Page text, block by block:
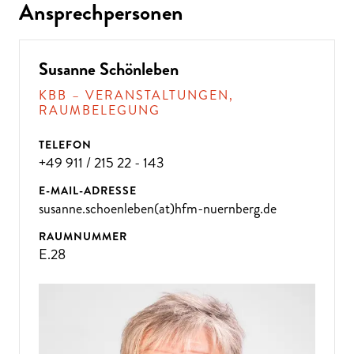
ÜBE
R 300
VE
R
A
NST
ALT
U
N
GE
N P
R
O
J
A
H
Ansprechpersonen
Susanne Schönleben
KBB – VERANSTALTUNGEN,
RAUMBELEGUNG
TELEFON
+49 911 / 215 22 - 143
E-MAIL-ADRESSE
susanne.schoenleben(at)hfm-nuernberg.de
RAUMNUMMER
E.28